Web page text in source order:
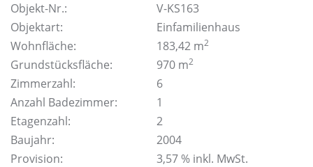
Objekt-Nr.:
V-KS163
Objektart:
Einfamilienhaus
Wohnfläche:
183,42 m2
Grundstücksfläche: 970 m2
Zimmerzahl:
6
Anzahl Badezimmer:
1
Etagenzahl:
2
Baujahr:
2004
Provision:
3,57 % inkl. MwSt.